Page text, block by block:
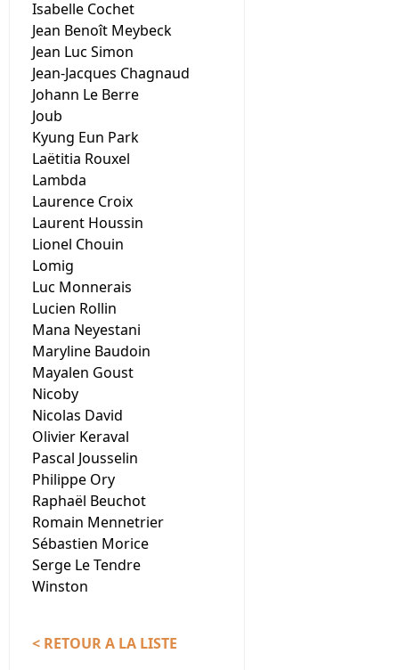
Isabelle Cochet
Jean Benoît Meybeck
Jean Luc Simon
Jean-Jacques Chagnaud
Johann Le Berre
Joub
Kyung Eun Park
Laëtitia Rouxel
Lambda
Laurence Croix
Laurent Houssin
Lionel Chouin
Lomig
Luc Monnerais
Lucien Rollin
Mana Neyestani
Maryline Baudoin
Mayalen Goust
Nicoby
Nicolas David
Olivier Keraval
Pascal Jousselin
Philippe Ory
Raphaël Beuchot
Romain Mennetrier
Sébastien Morice
Serge Le Tendre
Winston
< RETOUR A LA LISTE